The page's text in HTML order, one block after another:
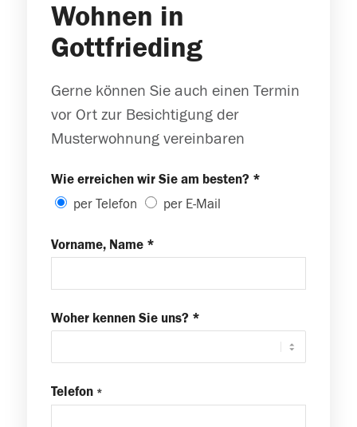
Wohnen in
Gottfrieding
Gerne können Sie auch einen Termin
vor Ort zur Besichtigung der
Musterwohnung vereinbaren
Wie erreichen wir Sie am besten? *
per Telefon per E-Mail
Vorname, Name *
Woher kennen Sie uns? *
Telefon *